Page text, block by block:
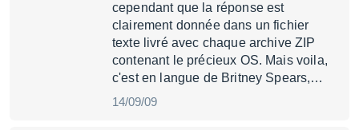
cependant que la réponse est
clairement donnée dans un fichier
texte livré avec chaque archive ZIP
contenant le précieux OS. Mais voila,
c'est en langue de Britney Spears,…
14/09/09